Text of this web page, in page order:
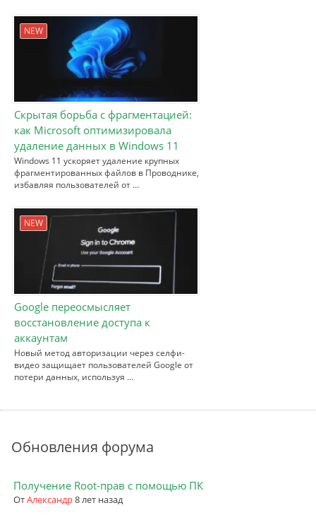
NEW
Скрытая борьба с фрагментацией:
как Microsoft оптимизировала
удаление данных в Windows 11
Windows 11 ускоряет удаление крупных
фрагментированных файлов в Проводнике,
избавляя пользователей от …
NEW
Google переосмысляет
восстановление доступа к
аккаунтам
Новый метод авторизации через селфи-
видео защищает пользователей Google от
потери данных, используя …
Обновления форума
Получение Root-прав с помощью ПК
ОтАлександр8 лет назад